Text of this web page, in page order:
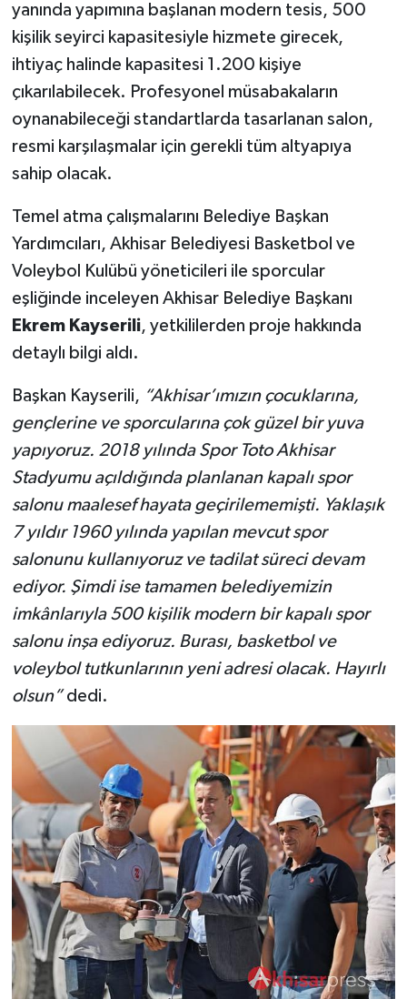
yanında yapımına başlanan modern tesis, 500
kişilik seyirci kapasitesiyle hizmete girecek,
ihtiyaç halinde kapasitesi 1.200 kişiye
çıkarılabilecek. Profesyonel müsabakaların
oynanabileceği standartlarda tasarlanan salon,
resmi karşılaşmalar için gerekli tüm altyapıya
sahip olacak.
Temel atma çalışmalarını Belediye Başkan
Yardımcıları, Akhisar Belediyesi Basketbol ve
Voleybol Kulübü yöneticileri ile sporcular
eşliğinde inceleyen Akhisar Belediye Başkanı
Ekrem Kayserili, yetkililerden proje hakkında
detaylı bilgi aldı.
Başkan Kayserili, “Akhisar’ımızın çocuklarına,
gençlerine ve sporcularına çok güzel bir yuva
yapıyoruz. 2018 yılında Spor Toto Akhisar
Stadyumu açıldığında planlanan kapalı spor
salonu maalesef hayata geçirilememişti. Yaklaşık
7 yıldır 1960 yılında yapılan mevcut spor
salonunu kullanıyoruz ve tadilat süreci devam
ediyor. Şimdi ise tamamen belediyemizin
imkânlarıyla 500 kişilik modern bir kapalı spor
salonu inşa ediyoruz. Burası, basketbol ve
voleybol tutkunlarının yeni adresi olacak. Hayırlı
olsun”dedi.
Ülke
Etiketler